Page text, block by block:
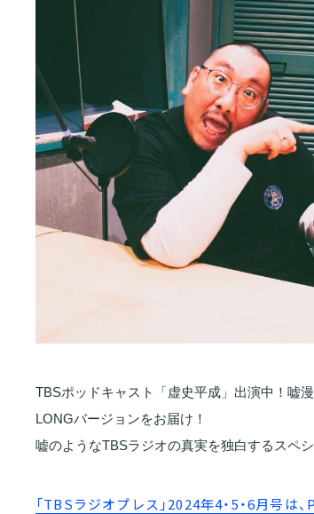
TBSポッドキャスト「虚史平成」出演中！嘘
LONGバージョンをお届け！
嘘のようなTBSラジオの真実を独白するスペ
「TBSラジオプレス」2024年4・5・6月号は